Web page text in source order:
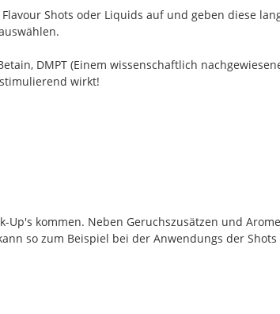
Shots oder Liquids auf und geben diese
DMPT (Einem wissenschaftlich
wirkt!
kommen. Neben Geruchszusätzen und
so zum Beispiel bei der Anwendungs der